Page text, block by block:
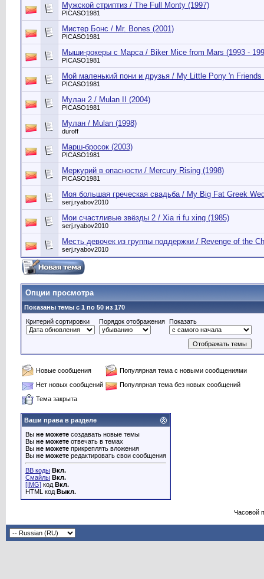
Мужской стриптиз / The Full Monty (1997)
PICASO1981
Мистер Бонс / Mr. Bones (2001)
PICASO1981
Мыши-рокеры с Марса / Biker Mice from Mars (1993 -
PICASO1981
Мой маленький пони и друзья / My Little Pony 'n Friends
PICASO1981
Мулан 2 / Mulan II (2004)
PICASO1981
Мулан / Mulan (1998)
duroff
Марш-бросок (2003)
PICASO1981
Меркурий в опасности / Mercury Rising (1998)
PICASO1981
Моя большая греческая свадьба / My Big Fat Greek
serj.ryabov2010
Мои счастливые звёзды 2 / Xia ri fu xing (1985)
serj.ryabov2010
Месть девочек из группы поддержки / Revenge of the
serj.ryabov2010
Опции просмотра
Показаны темы с 1 по 50 из 170
Критерий сортировки
Порядок отображения Показать
Новые сообщения
Популярная тема с новыми сообщениями
Нет новых сообщений
Популярная тема без новых сообщений
Тема закрыта
Ваши права в разделе
Вы не можете создавать новые темы
Вы не можете отвечать в темах
Вы не можете прикреплять вложения
Вы не можете редактировать свои сообщения
BB коды Вкл.
Смайлы Вкл.
[IMG] код Вкл.
HTML код Выкл.
Часовой